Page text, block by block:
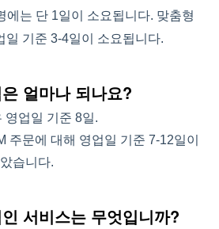
에는 단 1일이 소요됩니다. 맞춤형
일 기준 3-4일이 소요됩니다.
얼마나 되나요?
영업일 기준 8일.
주문에 대해 영업일 기준 7-12일이
습니다.
서비스는 무엇입니까?